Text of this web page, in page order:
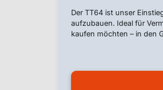
Der TT64 ist unser
aufzubauen. Ideal für
kaufen möchten – in den